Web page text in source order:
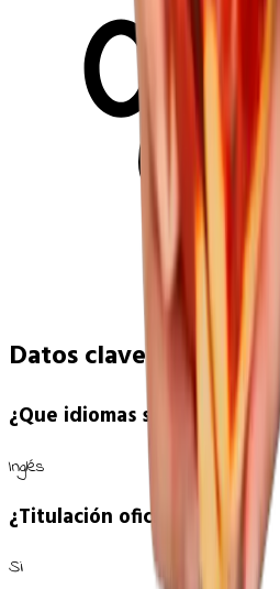
Datos clave
¿Que idiomas se hablan?
Inglés
¿Titulación oficial?
Si